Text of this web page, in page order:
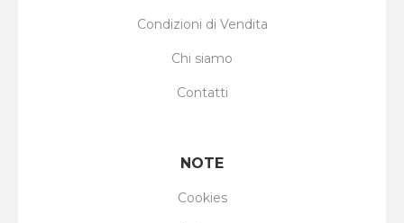
Condizioni di Vendita
Chi siamo
Contatti
NOTE
Cookies